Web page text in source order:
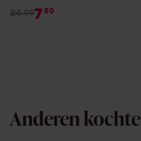
24.997 50
Anderen